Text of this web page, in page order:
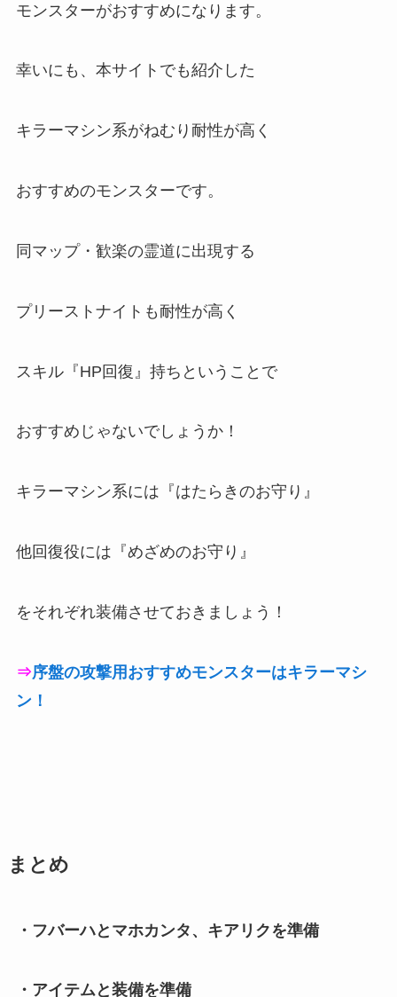
モンスターがおすすめになります。
幸いにも、本サイトでも紹介した
キラーマシン系がねむり耐性が高く
おすすめのモンスターです。
同マップ・歓楽の霊道に出現する
プリーストナイトも耐性が高く
スキル『HP回復』持ちということで
おすすめじゃないでしょうか！
キラーマシン系には『はたらきのお守り』
他回復役には『めざめのお守り』
をそれぞれ装備させておきましょう！
⇒序盤の攻撃用おすすめモンスターはキラーマシ
ン！
まとめ
・フバーハとマホカンタ、キアリクを準備
・アイテムと装備を準備